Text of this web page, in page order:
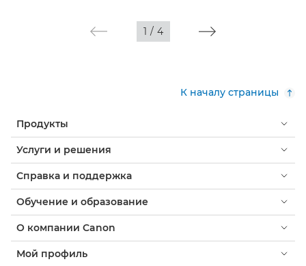
1 / 4
К началу страницы
Продукты
Услуги и решения
Справка и поддержка
Обучение и образование
О компании Canon
Мой профиль